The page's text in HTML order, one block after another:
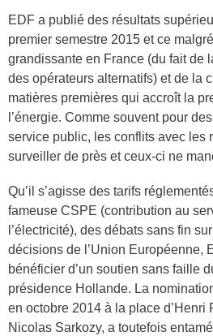
EDF a publié des résultats
premier semestre 2015 et ce
grandissante en France (du fait de
des opérateurs alternatifs) et de la
matières premières qui accroît la
l’énergie. Comme souvent pour
service public, les conflits avec les
surveiller de près et ceux-ci ne
Qu’il s’agisse des tarifs
fameuse CSPE (contribution au
l’électricité), des débats sans fin
décisions de l’Union Européenne,
bénéficier d’un soutien sans faille
présidence Hollande. La
en octobre 2014 à la place d’Henri
Nicolas Sarkozy, a toutefois